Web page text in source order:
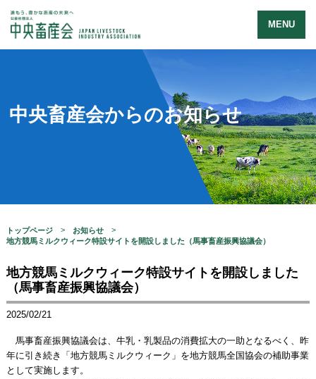
MENU
中央畜産会からのお知らせ
トップページ
お知らせ
地方競馬ミルクウィーク特設サイトを開設しました（馬事畜産振興協議会）
地方競馬ミルクウィーク特設サイトを開設しました
（馬事畜産振興協議会）
2025/02/21
馬事畜産振興協議会は、牛乳・乳製品の消費拡大の一助となるべく、昨
年に引き続き「地方競馬ミルクウィーク」を地方競馬全国協会の補助事業
として実施します。